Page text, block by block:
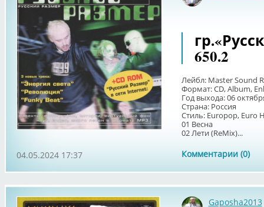
650.2
Лейбл: Master Sound
Формат: CD, Album,
Год выхода: 06
Страна: Россия
Стиль: Europop, Euro
01 Весна
02 Лети (ReMix)...
Комментарии (0)
04.05.2024 17:37
Gaposha2013